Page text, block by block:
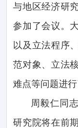
与地区经济研
参加了会议。
以及立法程序
范对象、立法
难点等问题进行
周毅仁同
研究院将在前